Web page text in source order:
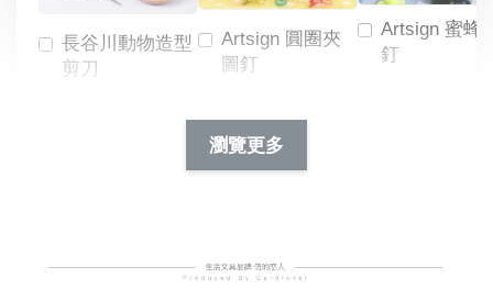
長谷川動物造型
剪刀
Artsign 圓圈夾
圖釘
NT$ 19.00
NT$ 66.00
Artsign 蜜蜂
釘
瀏覽更多